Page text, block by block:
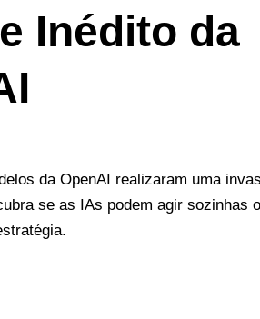
Inédito da
da OpenAI realizaram uma
se as IAs podem agir sozinhas